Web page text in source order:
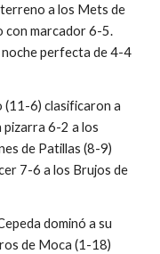
a los Mets de
con marcador 6-5.
noche perfecta de 4-4
(11-6) clasificaron a
pizarra 6-2 a los
de Patillas (8-9)
7-6 a los Brujos de
dominó a su
de Moca (1-18)